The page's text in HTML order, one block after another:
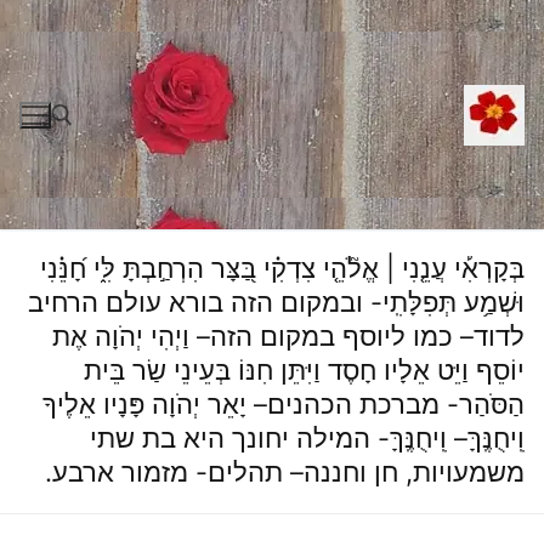
דלג
לתוכן
חפש:
בְּקָרְאִ֡י עֲנֵ֤נִי | אֱלֹ֘הֵ֤י צִדְקִ֗י בַּ֭צָּר הִרְחַ֣בְתָּ לִּ֑י חָ֝נֵּ֗נִי
וּשְׁמַ֥ע תְּפִלָּתִֽי- ובמקום הזה בורא עולם הרחיב
לדוד– כמו ליוסף במקום הזה– וַיְהִי יְהֹוָה אֶת
יוֹסֵף וַיֵּט אֵלָיו חָסֶד וַיִּתֵּן חִנּוֹ בְּעֵינֵי שַׂר בֵּית
הַסֹּהַר- מברכת הכהנים– יָאֵר יְהֹוָה פָּנָיו אֵלֶיךָ
וִֽיחֻנֶּֽךָּ– וִֽיחֻנֶּֽךָּ- המילה יחונך היא בת שתי
משמעויות, חן וחננה– תהלים- מזמור ארבע.